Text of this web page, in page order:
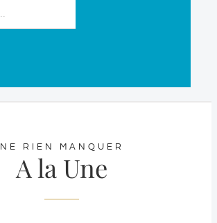
NE RIEN MANQUER
A la Une